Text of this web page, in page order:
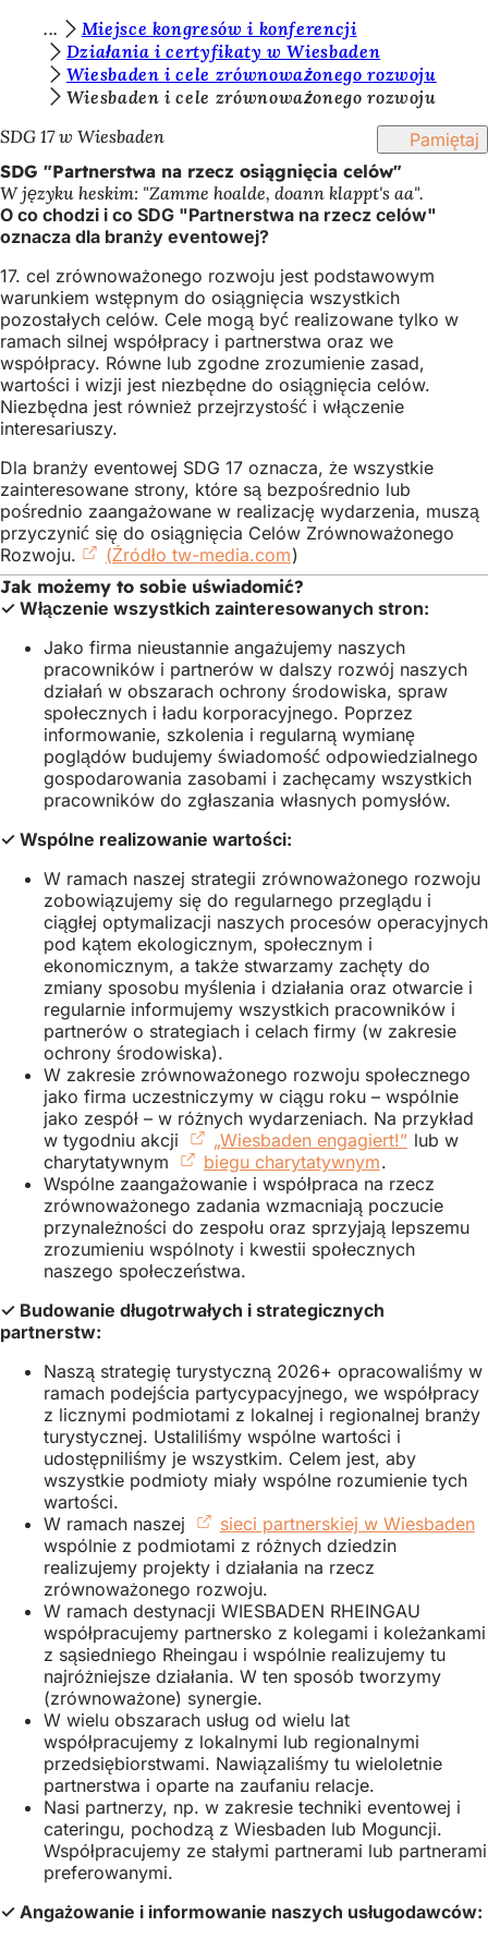
Przejdź do treści
t
e
ś
t
u
t
a
j
:
Miejsce kongresów i konferencji
Działania i certyfikaty w Wiesbaden
Wiesbaden i cele zrównoważonego rozwoju
Wiesbaden i cele zrównoważonego rozwoju
SDG 17 w Wiesbaden
Pamiętaj
SDG "Partnerstwa na rzecz osiągnięcia celów"
W języku heskim: "Zamme hoalde, doann klappt's aa".
O co chodzi i co SDG "Partnerstwa na rzecz celów"
oznacza dla branży eventowej?
17. cel zrównoważonego rozwoju jest podstawowym
warunkiem wstępnym do osiągnięcia wszystkich
pozostałych celów. Cele mogą być realizowane tylko w
ramach silnej współpracy i partnerstwa oraz we
współpracy. Równe lub zgodne zrozumienie zasad,
wartości i wizji jest niezbędne do osiągnięcia celów.
Niezbędna jest również przejrzystość i włączenie
interesariuszy.
Dla branży eventowej SDG 17 oznacza, że wszystkie
zainteresowane strony, które są bezpośrednio lub
pośrednio zaangażowane w realizację wydarzenia, muszą
przyczynić się do osiągnięcia Celów Zrównoważonego
Rozwoju.
(Źródło tw-media.com(Otwiera
się
w
nowej
karcie)
)
Jak możemy to sobie uświadomić?
✓ Włączenie wszystkich zainteresowanych stron:
Jako firma nieustannie angażujemy naszych
pracowników i partnerów w dalszy rozwój naszych
działań w obszarach ochrony środowiska, spraw
społecznych i ładu korporacyjnego. Poprzez
informowanie, szkolenia i regularną wymianę
poglądów budujemy świadomość odpowiedzialnego
gospodarowania zasobami i zachęcamy wszystkich
pracowników do zgłaszania własnych pomysłów.
✓ Wspólne realizowanie wartości:
W ramach naszej strategii zrównoważonego rozwoju
zobowiązujemy się do regularnego przeglądu i
ciągłej optymalizacji naszych procesów operacyjnych
pod kątem ekologicznym, społecznym i
ekonomicznym, a także stwarzamy zachęty do
zmiany sposobu myślenia i działania oraz otwarcie i
regularnie informujemy wszystkich pracowników i
partnerów o strategiach i celach firmy (w zakresie
ochrony środowiska).
W zakresie zrównoważonego rozwoju społecznego
jako firma uczestniczymy w ciągu roku – wspólnie
jako zespół – w różnych wydarzeniach. Na przykład
w tygodniu akcji
„Wiesbaden engagiert!”(Otwiera
w
nowej
karcie)
lub w
charytatywnym
biegu charytatywnym(Otwiera
się
w
nowej
karcie)
.
Wspólne zaangażowanie i współpraca na rzecz
zrównoważonego zadania wzmacniają poczucie
przynależności do zespołu oraz sprzyjają lepszemu
zrozumieniu wspólnoty i kwestii społecznych
naszego społeczeństwa.
✓ Budowanie długotrwałych i strategicznych
partnerstw:
Naszą strategię turystyczną 2026+ opracowaliśmy w
ramach podejścia partycypacyjnego, we współpracy
z licznymi podmiotami z lokalnej i regionalnej branży
turystycznej. Ustaliliśmy wspólne wartości i
udostępniliśmy je wszystkim. Celem jest, aby
wszystkie podmioty miały wspólne rozumienie tych
wartości.
W ramach naszej
sieci partnerskiej w Wiesbaden
wspólnie z podmiotami z różnych dziedzin
realizujemy projekty i działania na rzecz
zrównoważonego rozwoju.
W ramach destynacji WIESBADEN RHEINGAU
współpracujemy partnersko z kolegami i koleżankami
z sąsiedniego Rheingau i wspólnie realizujemy tu
najróżniejsze działania. W ten sposób tworzymy
(zrównoważone) synergie.
W wielu obszarach usług od wielu lat
współpracujemy z lokalnymi lub regionalnymi
przedsiębiorstwami. Nawiązaliśmy tu wieloletnie
partnerstwa i oparte na zaufaniu relacje.
Nasi partnerzy, np. w zakresie techniki eventowej i
cateringu, pochodzą z Wiesbaden lub Moguncji.
Współpracujemy ze stałymi partnerami lub partnerami
preferowanymi.
✓ Angażowanie i informowanie naszych usługodawców: